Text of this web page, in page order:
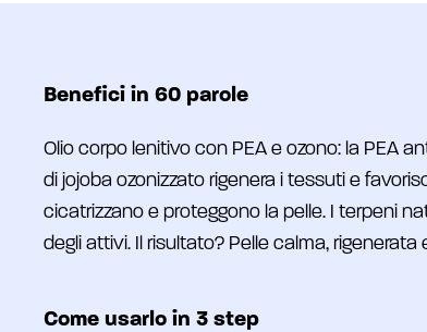
Benefici in 60 parole
Olio corpo lenitivo con PEA e ozono: la PEA
di jojoba ozonizzato rigenera i tessuti e
cicatrizzano e proteggono la pelle. I terpeni
degli attivi. Il risultato? Pelle calma,
Come usarlo in 3 step